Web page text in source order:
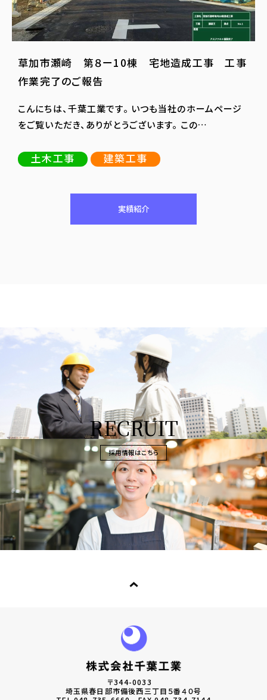
草加市瀬崎 第８ー10棟 宅地造成工事 工事
作業完了のご報告
こんにちは、千葉工業です。 いつも当社のホームページ
をご覧いただき、ありがとうございます。 この…
土木工事 建築工事
実績紹介
RECRUIT
採用情報はこちら
〒344-0033
埼玉県春日部市備後西三丁目５番４０号